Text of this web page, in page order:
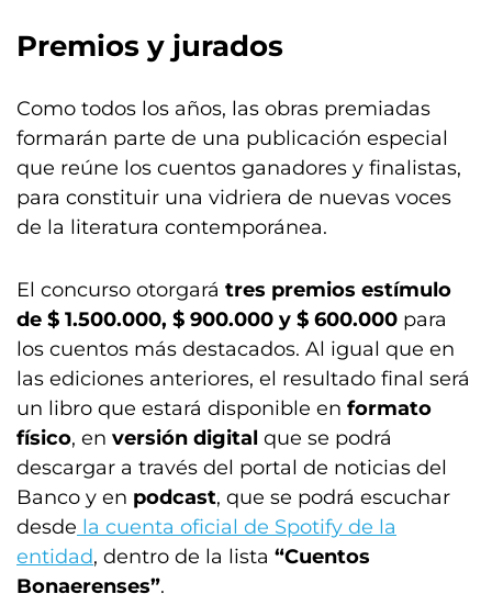
Premios y jurados
Como todos los años, las obras premiadas
formarán parte de una publicación especial
que reúne los cuentos ganadores y finalistas,
para constituir una vidriera de nuevas voces
de la literatura contemporánea.
El concurso otorgará tres premios estímulo
de $ 1.500.000, $ 900.000 y $ 600.000 para
los cuentos más destacados. Al igual que en
las ediciones anteriores, el resultado final será
un libro que estará disponible en formato
físico, en versión digital que se podrá
descargar a través del portal de noticias del
Banco y en podcast, que se podrá escuchar
desde la cuenta oficial de Spotify de la
entidad, dentro de la lista “Cuentos
Bonaerenses”.